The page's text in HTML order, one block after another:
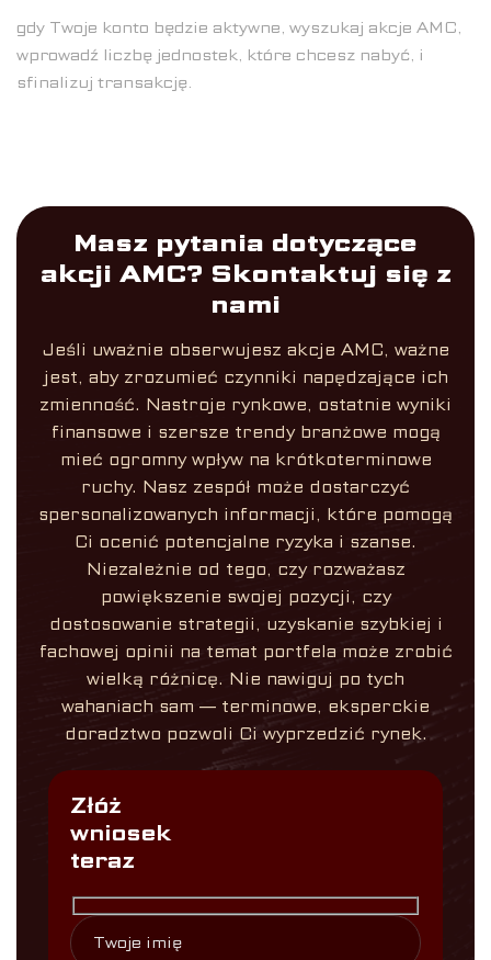
gdy Twoje konto będzie aktywne, wyszukaj akcje AMC,
wprowadź liczbę jednostek, które chcesz nabyć, i
sfinalizuj transakcję.
Masz pytania dotyczące
akcji AMC? Skontaktuj się z
nami
Jeśli uważnie obserwujesz akcje AMC, ważne
jest, aby zrozumieć czynniki napędzające ich
zmienność. Nastroje rynkowe, ostatnie wyniki
finansowe i szersze trendy branżowe mogą
mieć ogromny wpływ na krótkoterminowe
ruchy. Nasz zespół może dostarczyć
spersonalizowanych informacji, które pomogą
Ci ocenić potencjalne ryzyka i szanse.
Niezależnie od tego, czy rozważasz
powiększenie swojej pozycji, czy
dostosowanie strategii, uzyskanie szybkiej i
fachowej opinii na temat portfela może zrobić
wielką różnicę. Nie nawiguj po tych
wahaniach sam — terminowe, eksperckie
doradztwo pozwoli Ci wyprzedzić rynek.
Złóż
wniosek
teraz